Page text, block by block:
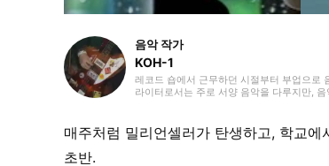
음악 작가
KOH-1
레코드 숍에서 근무하던 시절부터 부업으로
라이터로서는 주로 서양 음악을 다루지만,
매주처럼 밀리언셀러가 탄생하고, 학교
초반.